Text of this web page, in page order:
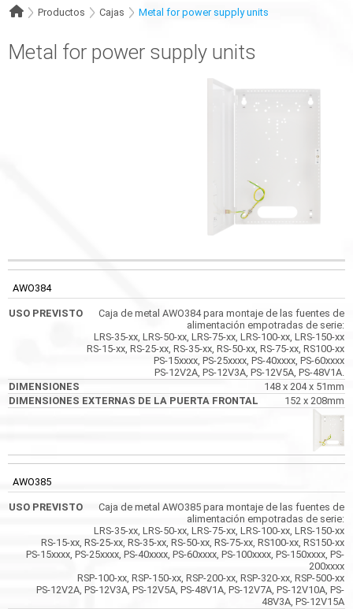
Productos Cajas Metal for power supply units
Metal for power supply units
CÓDIGO USO PREVISTO DIMENSIONES
DIMENSIONES
EXTERNAS DE LA
AWO384
Caja de metal AWO384 para montaje de las fuentes de
alimentación empotradas de serie:
LRS-35-xx, LRS-50-xx, LRS-75-xx, LRS-100-xx, LRS-150-xx
RS-15-xx, RS-25-xx, RS-35-xx, RS-50-xx, RS-75-xx, RS100-xx
PS-15xxxx, PS-25xxxx, PS-40xxxx, PS-60xxxx
PS-12V2A, PS-12V3A, PS-12V5A, PS-48V1A.
148 x 204 x 51mm
152 x 208mm
AWO385
Caja de metal AWO385 para montaje de las fuentes de
alimentación empotradas de serie:
LRS-35-xx, LRS-50-xx, LRS-75-xx, LRS-100-xx, LRS-150-xx
RS-15-xx, RS-25-xx, RS-35-xx, RS-50-xx, RS-75-xx, RS100-xx, RS150-xx
PS-15xxxx, PS-25xxxx, PS-40xxxx, PS-60xxxx, PS-100xxxx, PS-150xxxx, PS-
200xxxx
RSP-100-xx, RSP-150-xx, RSP-200-xx, RSP-320-xx, RSP-500-xx
PS-12V2A, PS-12V3A, PS-12V5A, PS-48V1A, PS-12V7A, PS-12V10A, PS-
48V3A, PS-12V15A